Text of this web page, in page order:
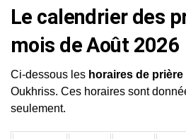
Le calendrier des
mois de Août 2026
Ci-dessous les horaires de prière
Oukhriss. Ces horaires sont
seulement.